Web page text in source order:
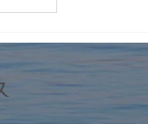
No.6 筑波大学・フランス人